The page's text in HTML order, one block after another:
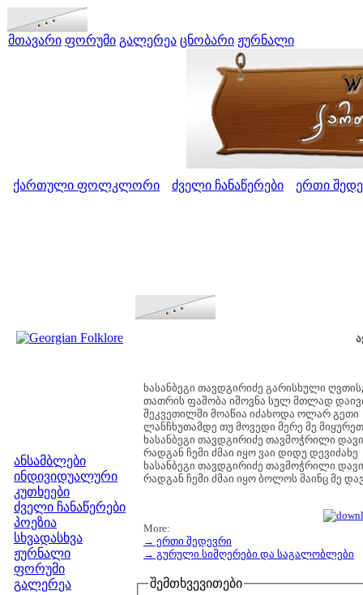
მთავარი ფორუმი გალერეა ცნობარი ჟურნალი
ქართული ფოლკლორი ძველი ჩანაწერები ერთი
ანსამბლები
ინდივიდუალური
კუთხეები
ძველი ჩანაწერები
პოეზია
სხვადასხვა
ჟურნალი
ფორუმი
გალერეა
ხასანბეგი თავდგირიძე გარისხული
თათრის ფაშობა იშოვნა სულ მთლად
შეკვეთილში მოაწია იძახოდა ოლარ გეთი
ლანჩხუთამდე თუ მოვედი მერე მე
ხასანბეგი თავდგირიძე თავმოჭრილი
რადგან ჩემი ძმაი იყო ვაი დიდუ დევიძახე
ხასანბეგი თავდგირიძე თავმოჭრილი
რადგან ჩემი ძმაი იყო ბოლოს მაინც მე
More:
→ ერთი შედევრი
→ გურული სიმღერები და საგალობლები
შემთხვევითები